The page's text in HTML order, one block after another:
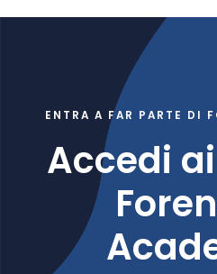
ENTRA A FAR PARTE DI
Accedi